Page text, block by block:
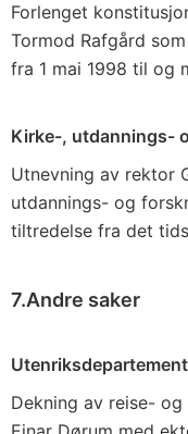
Forlenget
Tormod Rafgård
fra 1 mai 1998 til og
Kirke-, utdannings-
Utnevning av rektor
utdannings- og
tiltredelse fra det
7.Andre saker
Dekning av reise-